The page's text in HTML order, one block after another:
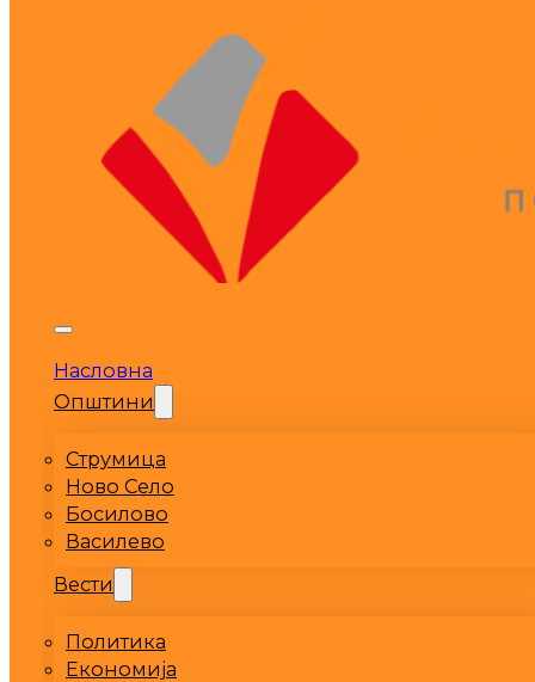
Насловна
Општини
Струмица
Ново Село
Босилово
Василево
Вести
Политика
Економија